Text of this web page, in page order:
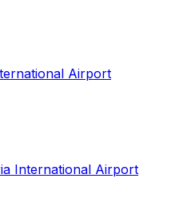
Airport
International Airport